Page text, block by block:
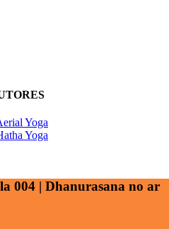
Yoga
Yoga
004 | Dhanurasana no ar